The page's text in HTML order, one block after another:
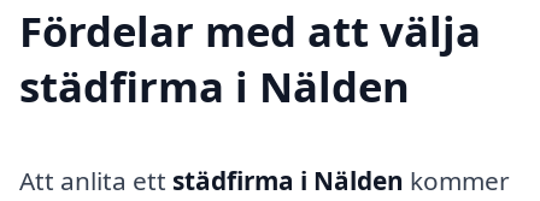
Fördelar med att välja
städfirma i Nälden
Att anlita ett städfirma i Nälden kommer